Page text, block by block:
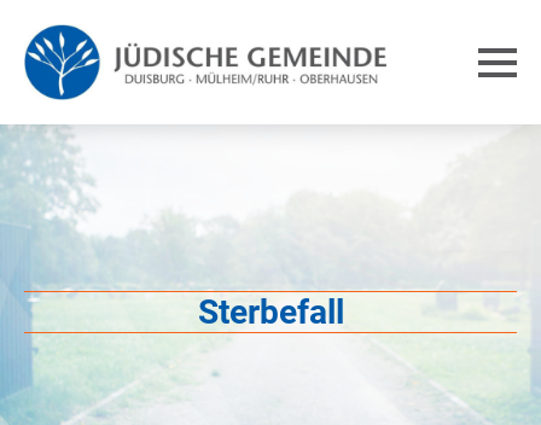
Sterbefall